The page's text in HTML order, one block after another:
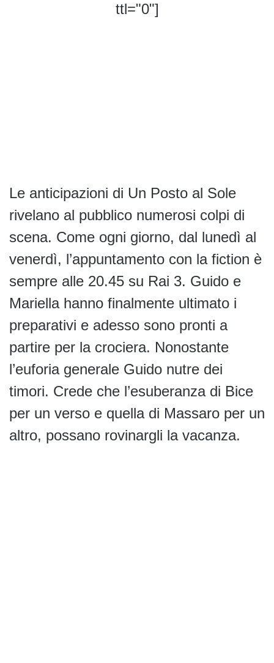
ttl="0"]
Le anticipazioni di Un Posto al Sole
rivelano al pubblico numerosi colpi di
scena. Come ogni giorno, dal lunedì al
venerdì, l’appuntamento con la fiction è
sempre alle 20.45 su Rai 3. Guido e
Mariella hanno finalmente ultimato i
preparativi e adesso sono pronti a
partire per la crociera. Nonostante
l’euforia generale Guido nutre dei
timori. Crede che l’esuberanza di Bice
per un verso e quella di Massaro per un
altro, possano rovinargli la vacanza.